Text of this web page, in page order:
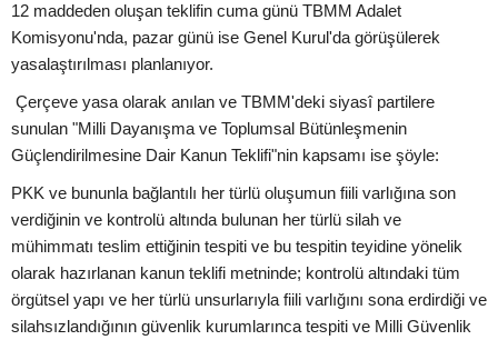
12 maddeden oluşan teklifin cuma günü TBMM Adalet
Komisyonu'nda, pazar günü ise Genel Kurul'da görüşülerek
yasalaştırılması planlanıyor.
Çerçeve yasa olarak anılan ve TBMM'deki siyasî partilere
sunulan "Milli Dayanışma ve Toplumsal Bütünleşmenin
Güçlendirilmesine Dair Kanun Teklifi"nin kapsamı ise şöyle:
PKK ve bununla bağlantılı her türlü oluşumun fiili varlığına son
verdiğinin ve kontrolü altında bulunan her türlü silah ve
mühimmatı teslim ettiğinin tespiti ve bu tespitin teyidine yönelik
olarak hazırlanan kanun teklifi metninde; kontrolü altındaki tüm
örgütsel yapı ve her türlü unsurlarıyla fiili varlığını sona erdirdiği ve
silahsızlandığının güvenlik kurumlarınca tespiti ve Milli Güvenlik